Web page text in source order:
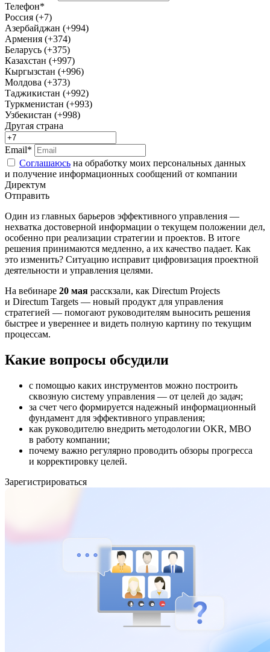
Телефон*
Россия (+7)
Азербайджан (+994)
Армения (+374)
Беларусь (+375)
Казахстан (+997)
Кыргызстан (+996)
Молдова (+373)
Таджикистан (+992)
Туркменистан (+993)
Узбекистан (+998)
Другая страна
Email*
Соглашаюсь на обработку моих персональных данных
и получение информационных сообщений от компании
Директум
Отправить
Один из главных барьеров эффективного управления —
нехватка достоверной информации о текущем положении дел,
особенно при реализации стратегии и проектов. В итоге
решения принимаются медленно, а их качество падает. Как
это изменить? Ситуацию исправит цифровизация проектной
деятельности и управления целями.
На вебинаре 20 мая расскзали, как Directum Projects
и Directum Targets — новый продукт для управления
стратегией — помогают руководителям выносить решения
быстрее и увереннее и видеть полную картину по текущим
процессам.
Какие вопросы обсудили
с помощью каких инструментов можно построить
сквозную систему управления — от целей до задач;
за счет чего формируется надежный информационный
фундамент для эффективного управления;
как руководителю внедрить методологии OKR, MBO
в работу компании;
почему важно регулярно проводить обзоры прогресса
и корректировку целей.
Зарегистрироваться